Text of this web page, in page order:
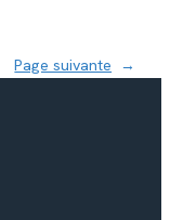
Page suivante →